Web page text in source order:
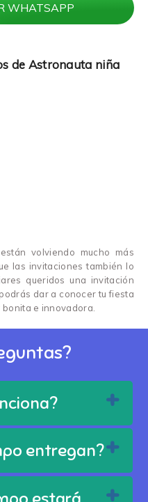
de Astronauta niña
volviendo mucho más
las invitaciones también lo
queridos una invitación
dar a conocer tu fiesta
bonita e innovadora.
WHATSAPP
entregan?